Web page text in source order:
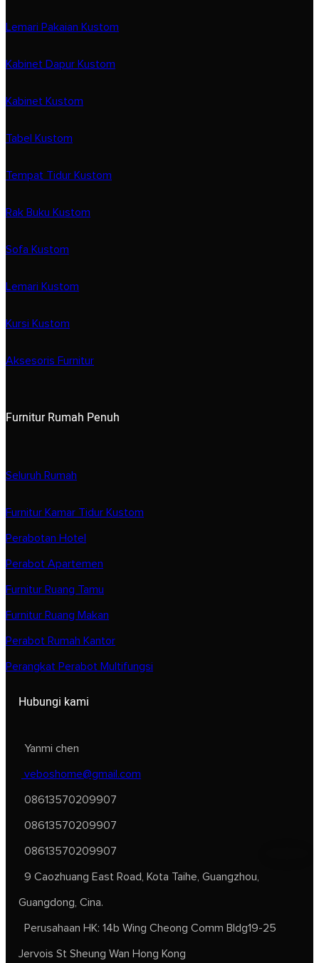
Lemari Pakaian Kustom
Kabinet Dapur Kustom
Kabinet Kustom
Tabel Kustom
Tempat Tidur Kustom
Rak Buku Kustom
Sofa Kustom
Lemari Kustom
Kursi Kustom
Aksesoris Furnitur
Furnitur Rumah Penuh
Seluruh Rumah
Furnitur Kamar Tidur Kustom
Perabotan Hotel
Perabot Apartemen
Furnitur Ruang Tamu
Furnitur Ruang Makan
Perabot Rumah Kantor
Perangkat Perabot Multifungsi
Hubungi kami
Yanmi chen
veboshome@gmail.com
08613570209907
08613570209907
08613570209907
9 Caozhuang East Road, Kota Taihe, Guangzhou,
Guangdong, Cina.
Perusahaan HK: 14b Wing Cheong Comm Bldg19-25
Jervois St Sheung Wan Hong Kong